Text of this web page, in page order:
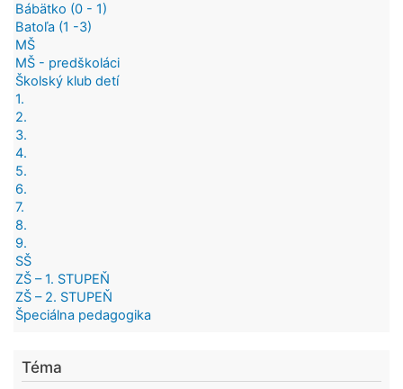
Bábätko (0 - 1)
Batoľa (1 -3)
MŠ
MŠ - predškoláci
Školský klub detí
1.
2.
3.
4.
5.
6.
7.
8.
9.
SŠ
ZŠ – 1. STUPEŇ
ZŠ – 2. STUPEŇ
Špeciálna pedagogika
Téma